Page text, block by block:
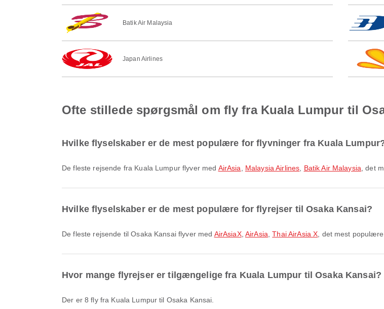
Batik Air Malaysia
Japan Airlines
Ofte stillede spørgsmål om fly fra Kuala Lumpur til
Hvilke flyselskaber er de mest populære for flyvninger fra Kuala
De fleste rejsende fra Kuala Lumpur flyver med AirAsia Malaysia Airlines Batik Air Malaysia , det
Hvilke flyselskaber er de mest populære for flyrejser til Osaka Kansai?
De fleste rejsende til Osaka Kansai flyver med AirAsiaX, AirAsia ,Thai AirAsia X , det mest
Hvor mange flyrejser er tilgængelige fra Kuala Lumpur til Osaka Kansai?
Der er 8 fly fra Kuala Lumpur til Osaka Kansai.